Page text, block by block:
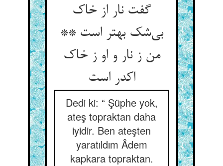
گفت نار از خاک
بی‌‌شک بهتر است **
من ز نار و او ز خاک
اکدر است‌‌
Dedi ki: “ Şüphe yok,
ateş topraktan daha
iyidir. Ben ateşten
yaratıldım Âdem
kapkara topraktan.